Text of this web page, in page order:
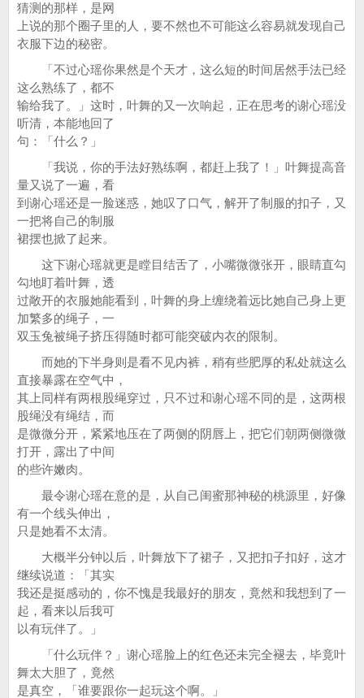
猜测的那样，是网
上说的那个圈子里的人，要不然也不可能这么容易就发现自己
衣服下边的秘密。
「不过心瑶你果然是个天才，这么短的时间居然手法已经
这么熟练了，都不
输给我了。」这时，叶舞的又一次响起，正在思考的谢心瑶没
听清，本能地回了
句：「什么？」
「我说，你的手法好熟练啊，都赶上我了！」叶舞提高音
量又说了一遍，看
到谢心瑶还是一脸迷惑，她叹了口气，解开了制服的扣子，又
一把将自己的制服
裙摆也掀了起来。
这下谢心瑶就更是瞠目结舌了，小嘴微微张开，眼睛直勾
勾地盯着叶舞，透
过敞开的衣服她能看到，叶舞的身上缠绕着远比她自己身上更
加繁多的绳子，一
双玉兔被绳子挤压得随时都可能突破内衣的限制。
而她的下半身则是看不见内裤，稍有些肥厚的私处就这么
直接暴露在空气中，
其上同样有两根股绳穿过，只不过和谢心瑶不同的是，这两根
股绳没有绳结，而
是微微分开，紧紧地压在了两侧的阴唇上，把它们朝两侧微微
打开，露出了中间
的些许嫩肉。
最令谢心瑶在意的是，从自己闺蜜那神秘的桃源里，好像
有一个线头伸出，
只是她看不太清。
大概半分钟以后，叶舞放下了裙子，又把扣子扣好，这才
继续说道：「其实
我还是挺感动的，你不愧是我最好的朋友，竟然和我想到了一
起，看来以后我可
以有玩伴了。」
「什么玩伴？」谢心瑶脸上的红色还未完全褪去，毕竟叶
舞太大胆了，竟然
是真空，「谁要跟你一起玩这个啊。」